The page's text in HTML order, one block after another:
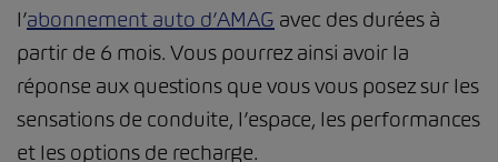
l’abonnement auto d’AMAG avec des durées à
partir de 6 mois. Vous pourrez ainsi avoir la
réponse aux questions que vous vous posez sur les
sensations de conduite, l’espace, les performances
et les options de recharge.